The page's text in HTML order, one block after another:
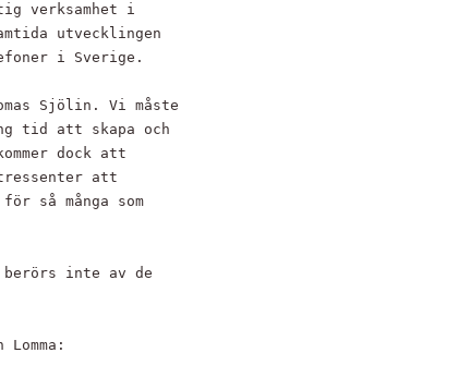
verksamhet i
utvecklingen
i Sverige.
Sjölin. Vi måste
tid att skapa och
dock att
att
så många som
berörs inte av de